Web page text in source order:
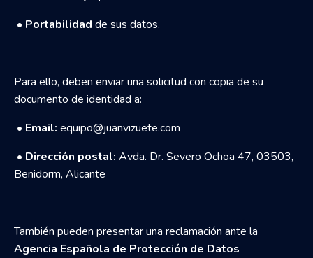
• Portabilidad de sus datos.
Para ello, deben enviar una solicitud con copia de su
documento de identidad a:
• Email: equipo@juanvizuete.com
• Dirección postal: Avda. Dr. Severo Ochoa 47, 03503,
Benidorm, Alicante
También pueden presentar una reclamación ante la
Agencia Española de Protección de Datos